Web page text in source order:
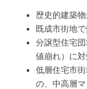
歴史的建築
既成市街地
分譲型住宅
値崩れ）に
低層住宅市
の、中高層